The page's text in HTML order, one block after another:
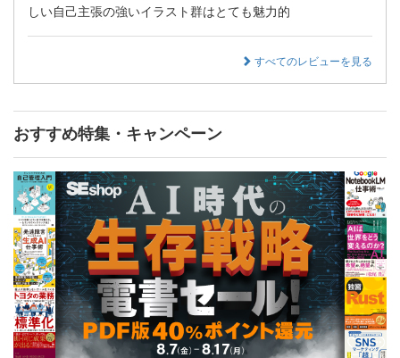
しい自己主張の強いイラスト群はとても魅力的
すべてのレビューを見る
おすすめ特集・キャンペーン